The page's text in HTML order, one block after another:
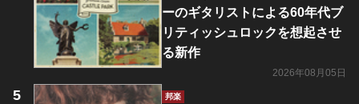
ーのギタリストによる60年代ブ
リティッシュロックを想起させ
る新作
2026年08月05日
邦楽